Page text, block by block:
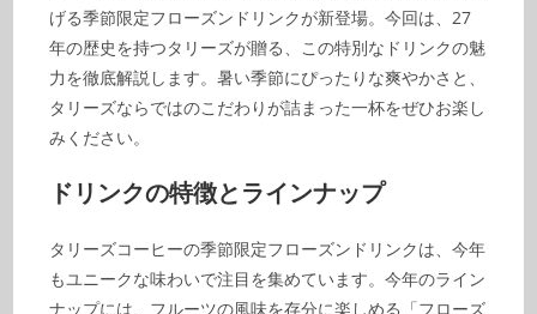
げる季節限定フローズンドリンクが新登場。今回は、27
年の歴史を持つタリーズが贈る、この特別なドリンクの魅
力を徹底解説します。暑い季節にぴったりな爽やかさと、
タリーズならではのこだわりが詰まった一杯をぜひお楽し
みください。
ドリンクの特徴とラインナップ
タリーズコーヒーの季節限定フローズンドリンクは、今年
もユニークな味わいで注目を集めています。今年のライン
ナップには、フルーツの風味を存分に楽しめる「フローズ